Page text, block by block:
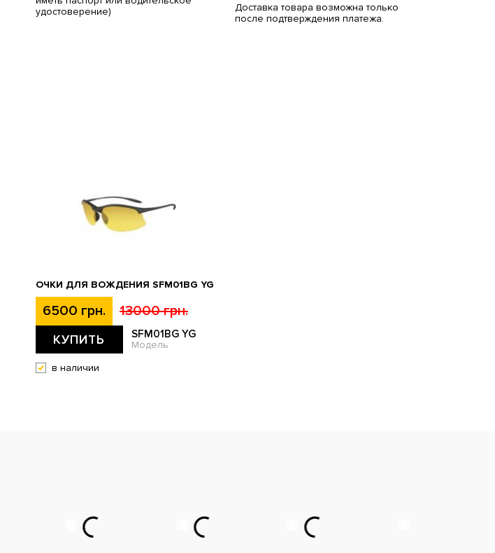
удостоверение)
Доставка товара возможна только
после подтверждения платежа.
ОЧКИ ДЛЯ ВОЖДЕНИЯ SFM01BG YG
6500 грн. 13000 грн.
КУПИТЬ SFM01BG YG
Модель
в наличии